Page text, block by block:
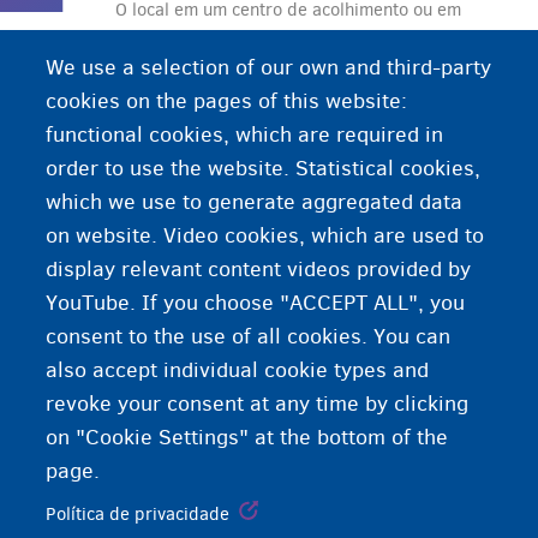
O local em um centro de acolhimento ou em
Fedasil disponibiliza a você. No local de
acolhimento, você terá direito a um lugar para
dormir, alimentação, acompanhamento, etc.
We use a selection of our own and third-party
cookies on the pages of this website:
functional cookies, which are required in
order to use the website. Statistical cookies,
which we use to generate aggregated data
on website. Video cookies, which are used to
display relevant content videos provided by
YouTube. If you choose "ACCEPT ALL", you
consent to the use of all cookies. You can
also accept individual cookie types and
revoke your consent at any time by clicking
on "Cookie Settings" at the bottom of the
page.
Política de privacidade